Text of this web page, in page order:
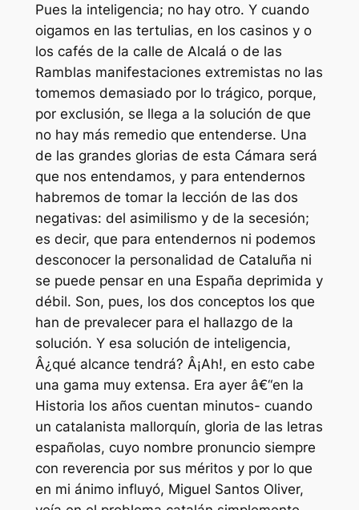
Pues la inteligencia; no hay otro. Y cuando
oigamos en las tertulias, en los casinos y o
los cafés de la calle de Alcalá o de las
Ramblas manifestaciones extremistas no las
tomemos demasiado por lo trágico, porque,
por exclusión, se llega a la solución de que
no hay más remedio que entenderse. Una
de las grandes glorias de esta Cámara será
que nos entendamos, y para entendernos
habremos de tomar la lección de las dos
negativas: del asimilismo y de la secesión;
es decir, que para entendernos ni podemos
desconocer la personalidad de Cataluña ni
se puede pensar en una España deprimida y
débil. Son, pues, los dos conceptos los que
han de prevalecer para el hallazgo de la
solución. Y esa solución de inteligencia,
Â¿qué alcance tendrá? Â¡Ah!, en esto cabe
una gama muy extensa. Era ayer â€“en la
Historia los años cuentan minutos- cuando
un catalanista mallorquín, gloria de las letras
españolas, cuyo nombre pronuncio siempre
con reverencia por sus méritos y por lo que
en mi ánimo influyó, Miguel Santos Oliver,